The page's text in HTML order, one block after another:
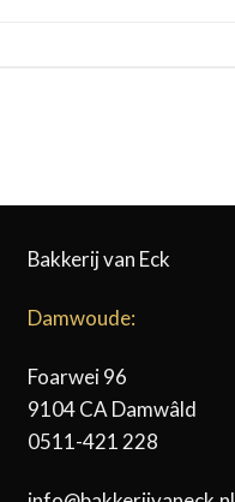
Bakkerij van Eck
Damwoude:
Foarwei 96
9104 CA Damwâld
0511-421 228